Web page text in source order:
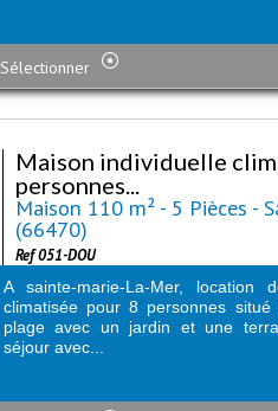
Sélectionner
Maison individuelle
personnes...
Maison 110 m² - 5 Pièces -
(66470)
Ref 051-DOU
A sainte-marie-La-Mer, location
climatisée pour 8 personnes
plage avec un jardin et une
séjour avec...